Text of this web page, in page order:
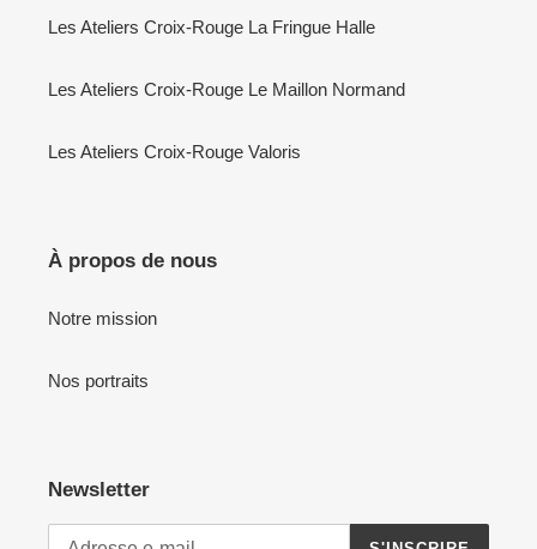
Les Ateliers Croix-Rouge La Fringue Halle
Les Ateliers Croix-Rouge Le Maillon Normand
Les Ateliers Croix-Rouge Valoris
À propos de nous
Notre mission
Nos portraits
Newsletter